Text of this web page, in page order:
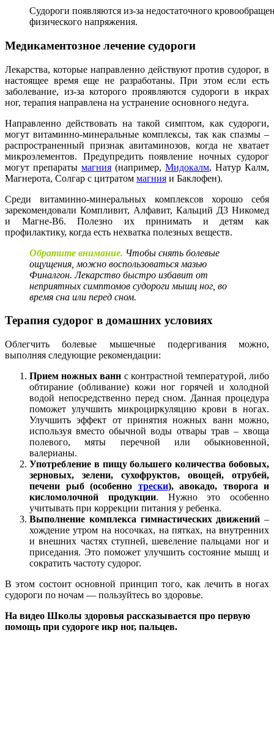
Судороги появляются из-за недостаточного
физического напряжения.
Медикаментозное лечение судороги
Лекарства, которые направленно действуют против судорог, в
настоящее время еще не разработаны. При этом если есть
заболевание, из-за которого проявляются судороги в икрах
ног, терапия направлена на устранение основного недуга.
Направленно действовать на такой симптом, как судороги,
могут витаминно-минеральные комплексы, так как спазмы –
распространенный признак авитаминозов, когда не хватает
микроэлементов. Предупредить появление ночных судорог
могут препараты магния (например, Мидокалм, Натур Калм,
Магнерота, Солгар с цитратом магния и Баклофен).
Среди витаминно-минеральных комплексов хорошо себя
зарекомендовали Компливит, Алфавит, Кальций Д3 Никомед
и Магне-В6. Полезно их принимать и детям как
профилактику, когда есть нехватка полезных веществ.
Обратите внимание. Чтобы снять болевые
ощущения, можно воспользоваться мазью
Финалгон. Лекарство быстро избавит от
неприятных симптомов судороги мышц ног, во
время сна или перед сном.
Терапия судорог в домашних условиях
Облегчить болевые мышечные подергивания можно,
выполняя следующие рекомендации:
Прием ножных ванн с контрастной температурой, либо
обтирание (обливание) кожи ног горячей и холодной
водой непосредственно перед сном. Данная процедура
поможет улучшить микроциркуляцию крови в ногах.
Улучшить эффект от принятия ножных ванн можно,
используя вместо обычной воды отвары трав – хвоща
полевого, мяты перечной или обыкновенной,
валерианы.
Употребление в пищу большего количества бобовых,
зерновых, зелени, сухофруктов, овощей, отрубей,
печени рыб (особенно трески), авокадо, творога и
кисломолочной продукции. Нужно это особенно
учитывать при коррекции питания у ребенка.
Выполнение комплекса гимнастических движений –
хождение утром на носочках, на пятках, на внутренних
и внешних частях ступней, шевеление пальцами ног и
приседания. Это поможет улучшить состояние мышц и
сократить частоту судорог.
В этом состоит основной принцип того, как лечить в ногах
судороги по ночам — пользуйтесь во здоровье.
На видео Школы здоровья рассказывается про первую
помощь при судороге икр ног, пальцев.